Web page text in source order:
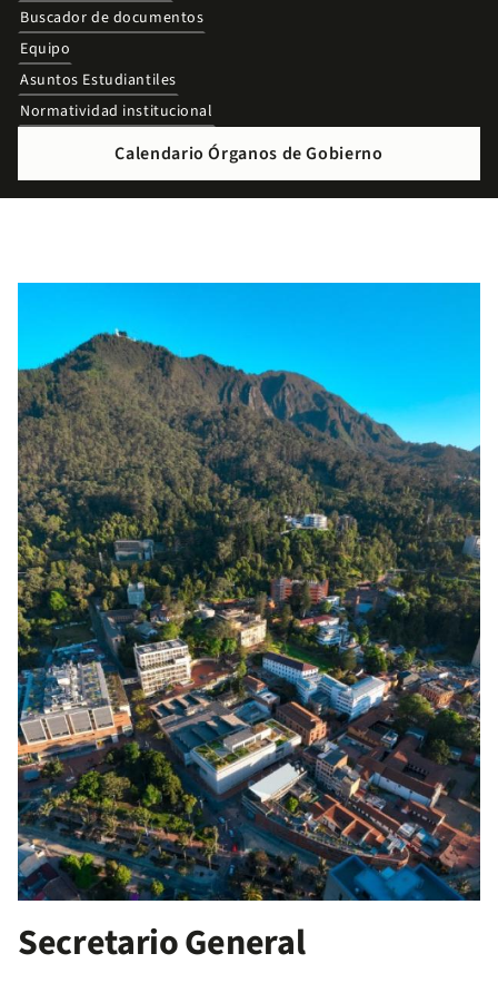
Buscador de documentos
Equipo
Asuntos Estudiantiles
Normatividad institucional
Calendario Órganos de Gobierno
Secretario General